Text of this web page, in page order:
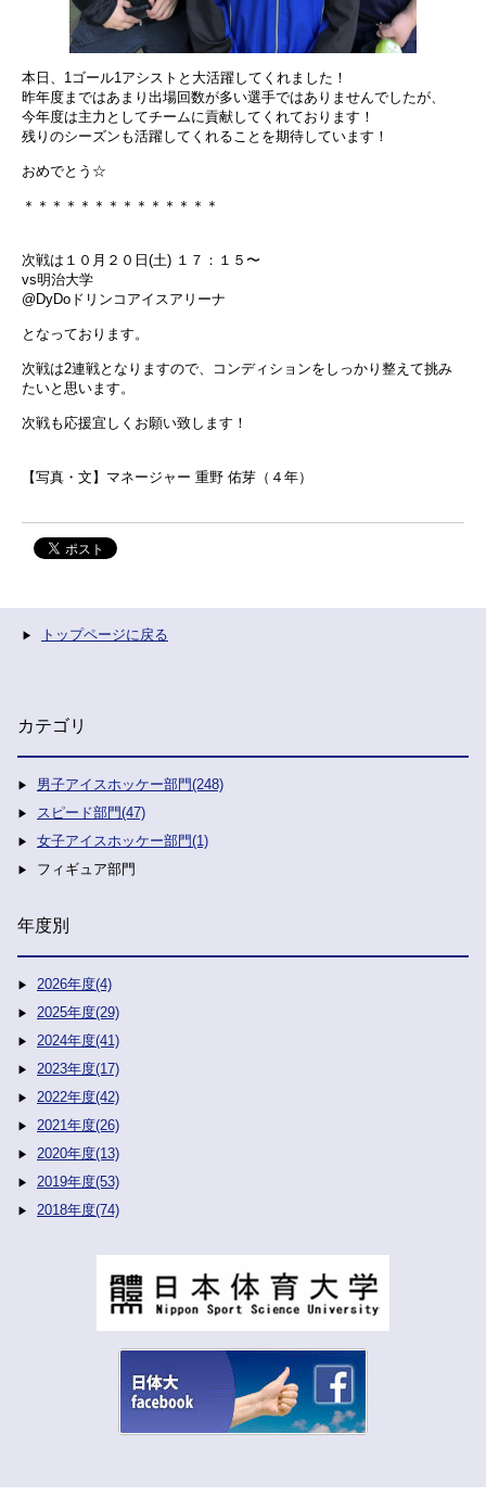
本日、1ゴール1アシストと大活躍してくれました！
昨年度まではあまり出場回数が多い選手ではありませんでしたが、
今年度は主力としてチームに貢献してくれております！
残りのシーズンも活躍してくれることを期待しています！
おめでとう☆
＊＊＊＊＊＊＊＊＊＊＊＊＊＊
次戦は１０月２０日(土) １７：１５〜
vs明治大学
@DyDoドリンコアイスアリーナ
となっております。
次戦は2連戦となりますので、コンディションをしっかり整えて挑み
たいと思います。
次戦も応援宜しくお願い致します！
【写真・文】マネージャー 重野 佑芽（４年）
トップページに戻る
カテゴリ
男子アイスホッケー部門(248)
スピード部門(47)
女子アイスホッケー部門(1)
フィギュア部門
年度別
2026年度(4)
2025年度(29)
2024年度(41)
2023年度(17)
2022年度(42)
2021年度(26)
2020年度(13)
2019年度(53)
2018年度(74)